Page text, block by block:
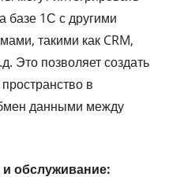
базе 1С с другими
такими как CRM,
Это позволяет создать
в
данными между
и обслуживание: